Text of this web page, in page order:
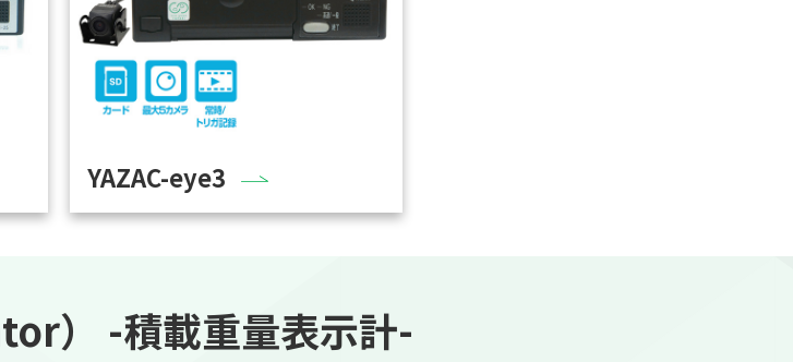
YAZAC-eye3
） -積載重量表示計-